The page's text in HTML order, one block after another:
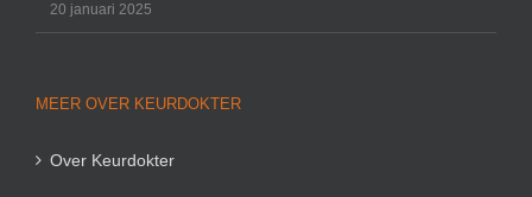
20 januari 2025
MEER OVER KEURDOKTER
Over Keurdokter